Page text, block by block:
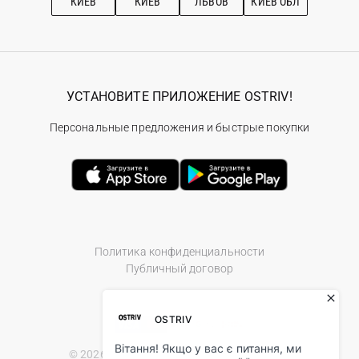
Политика конфиденциальности
Публичный договор
© 2026 Ostriv.ua Store. All Rights Reserved.
УСТАНОВИТЕ ПРИЛОЖЕНИЕ OSTRIV!
Персональные предложения и быстрые покупки